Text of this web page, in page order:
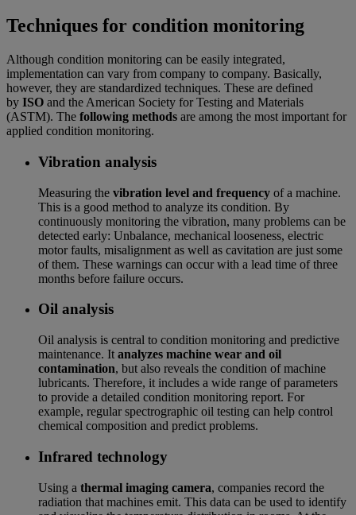
Techniques for condition monitoring
Although condition monitoring can be easily integrated,
implementation can vary from company to company. Basically,
however, they are standardized techniques. These are defined
by ISO and the American Society for Testing and Materials
(ASTM). The following methods are among the most important for
applied condition monitoring.
Vibration analysis
Measuring the vibration level and frequency of a machine.
This is a good method to analyze its condition. By
continuously monitoring the vibration, many problems can be
detected early: Unbalance, mechanical looseness, electric
motor faults, misalignment as well as cavitation are just some
of them. These warnings can occur with a lead time of three
months before failure occurs.
Oil analysis
Oil analysis is central to condition monitoring and predictive
maintenance. It analyzes machine wear and oil
contamination, but also reveals the condition of machine
lubricants. Therefore, it includes a wide range of parameters
to provide a detailed condition monitoring report. For
example, regular spectrographic oil testing can help control
chemical composition and predict problems.
Infrared technology
Using a thermal imaging camera, companies record the
radiation that machines emit. This data can be used to identify